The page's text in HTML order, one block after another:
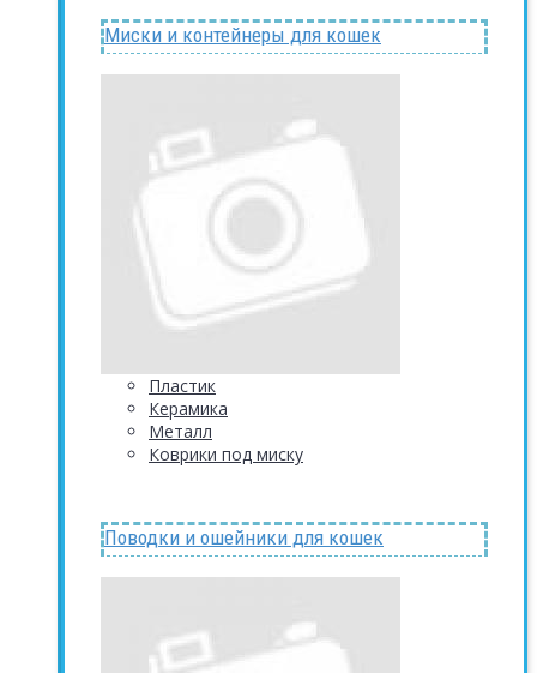
Миски и контейнеры для кошек
Пластик
Керамика
Металл
Коврики под миску
Поводки и ошейники для кошек